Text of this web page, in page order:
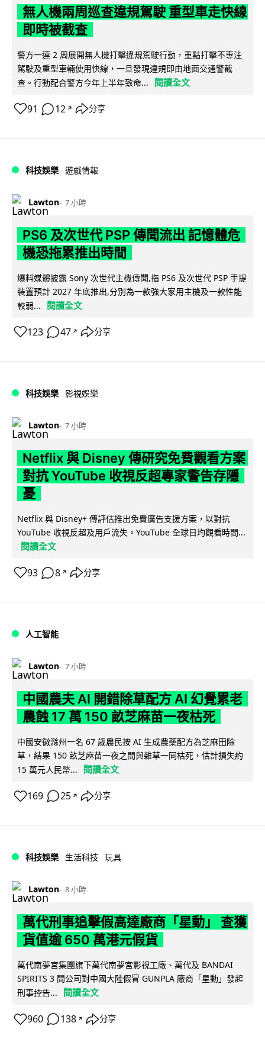
無人機兩周巡查違規駕駛 重型車走快線
即時被截查
警方一連 2 周展開無人機打擊違規駕駛行動，重點打擊不專注
駕駛及重型車輛使用快線，一旦發現違規即由地面交通警截
查。行動配合警方今年上半年致命...
閱讀全文
91 12 ↗ 分享
科技娛樂 遊戲情報
Lawton 7 小時
PS6 及次世代 PSP 傳聞流出 記憶體危
機恐拖累推出時間
爆料媒體披露 Sony 次世代主機傳聞,指 PS6 及次世代 PSP 手提
裝置預計 2027 年底推出,分別為一款強大家用主機及一款性能
較弱...
閱讀全文
123 47 ↗ 分享
科技娛樂 影視娛樂
Lawton 7 小時
Netflix 與 Disney 傳研究免費觀看方案
對抗 YouTube 收視反超專家警告存隱
憂
Netflix 與 Disney+ 傳評估推出免費廣告支援方案，以對抗
YouTube 收視反超及用戶流失。YouTube 全球日均觀看時間...
閱讀全文
93 8 ↗ 分享
人工智能
Lawton 7 小時
中國農夫 AI 開錯除草配方 AI 幻覺累老
農蝕 17 萬 150 畝芝麻苗一夜枯死
中國安徽滁州一名 67 歲農民按 AI 生成農藥配方為芝麻田除
草，結果 150 畝芝麻苗一夜之間與雜草一同枯死，估計損失約
15 萬元人民幣...
閱讀全文
169 25 ↗ 分享
科技娛樂 生活科技 玩具
Lawton 8 小時
萬代刑事追擊假高達廠商「星動」 查獲
貨值逾 650 萬港元假貨
萬代南夢宮集團旗下萬代南夢宮影視工廠、萬代及 BANDAI
SPIRITS 3 間公司對中國大陸假冒 GUNPLA 廠商「星動」發起
刑事控告...
閱讀全文
960 138 ↗ 分享